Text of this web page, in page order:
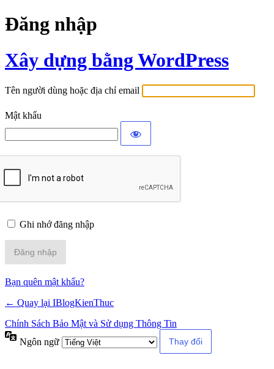
Đăng nhập
Xây dựng bằng WordPress
Tên người dùng hoặc địa chỉ email
Mật khẩu
Ghi nhớ đăng nhập
Alternative:
Bạn quên mật khẩu?
← Quay lại IBlogKienThuc
Chính Sách Bảo Mật và Sử dụng Thông Tin
Ngôn ngữ